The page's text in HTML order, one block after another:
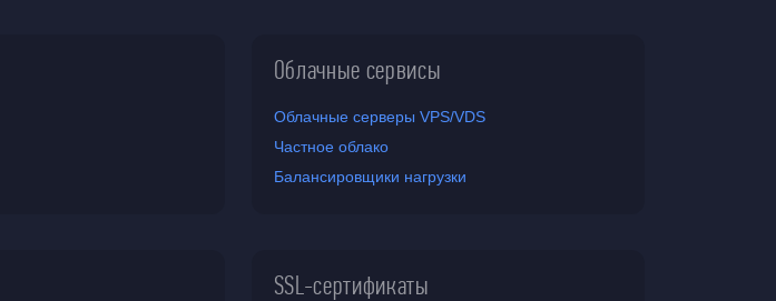
Облачные сервисы
Облачные серверы VPS/VDS
Частное облако
Балансировщики нагрузки
SSL-сертификаты